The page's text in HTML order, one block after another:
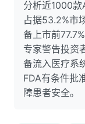
分析近1000款
占据53.2%市
备上市前
专家警告投资
备流入医疗系
FDA有条件批
障患者安全。